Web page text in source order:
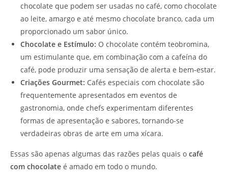
chocolate que podem ser usadas no café, como chocolate
ao leite, amargo e até mesmo chocolate branco, cada um
proporcionado um sabor único.
Chocolate e Estímulo: O chocolate contém teobromina,
um estimulante que, em combinação com a cafeína do
café, pode produzir uma sensação de alerta e bem-estar.
Criações Gourmet: Cafés especiais com chocolate são
frequentemente apresentados em eventos de
gastronomia, onde chefs experimentam diferentes
formas de apresentação e sabores, tornando-se
verdadeiras obras de arte em uma xícara.
Essas são apenas algumas das razões pelas quais o café
com chocolate é amado em todo o mundo.